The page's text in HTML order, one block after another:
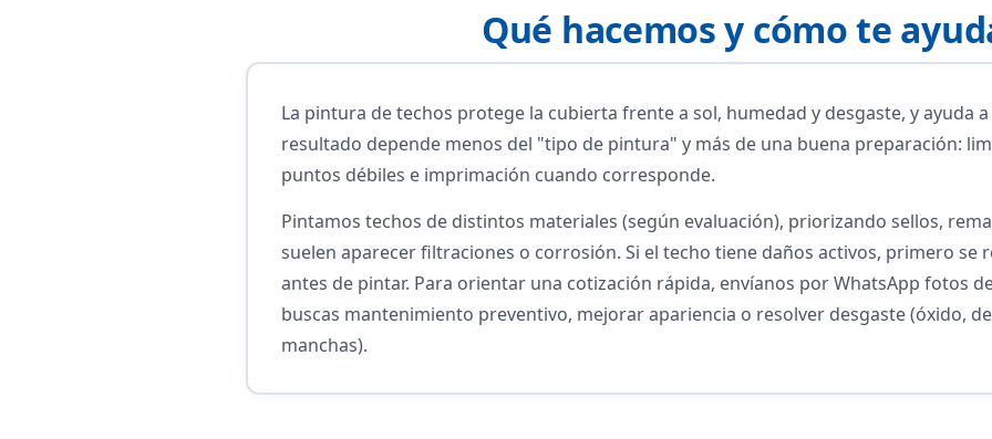
Qué hacemos y cómo te
La pintura de techos protege la cubierta frente a sol, humedad y desgaste, y ayuda
resultado depende menos del "tipo de pintura" y más de una buena preparación:
puntos débiles e imprimación cuando corresponde.
Pintamos techos de distintos materiales (según evaluación), priorizando sellos,
suelen aparecer filtraciones o corrosión. Si el techo tiene daños activos, primero se
antes de pintar. Para orientar una cotización rápida, envíanos por WhatsApp fotos
buscas mantenimiento preventivo, mejorar apariencia o resolver desgaste (óxido,
manchas).